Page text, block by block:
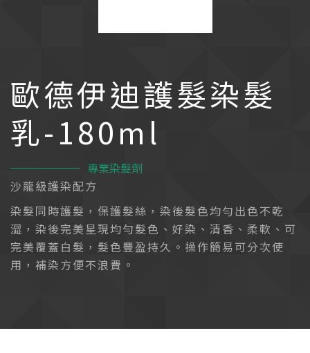
歐德伊迪護髮染髮
乳-180ml
專業染髮劑
沙龍級護染配方
染髮同時護髮，保護髮絲，染後髮色均勻出色不乾
澀，染後完美星現均勻髮色、好染、清香、柔軟、可
完美覆蓋白髮，髮色豐盈持久。操作簡易可分次使
用，補染方便不浪費。